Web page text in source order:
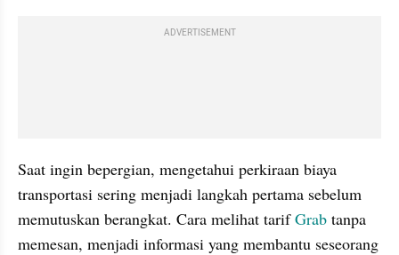
ADVERTISEMENT
Saat ingin bepergian, mengetahui perkiraan biaya
transportasi sering menjadi langkah pertama sebelum
memutuskan berangkat. Cara melihat tarif Grab tanpa
memesan, menjadi informasi yang membantu seseorang